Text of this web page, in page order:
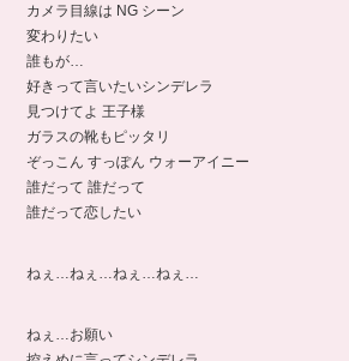
カメラ目線は NG シーン
変わりたい
誰もが…
好きって言いたいシンデレラ
見つけてよ 王子様
ガラスの靴もピッタリ
ぞっこん すっぽん ウォーアイニー
誰だって 誰だって
誰だって恋したい
ねぇ…ねぇ…ねぇ…ねぇ…
ねぇ…お願い